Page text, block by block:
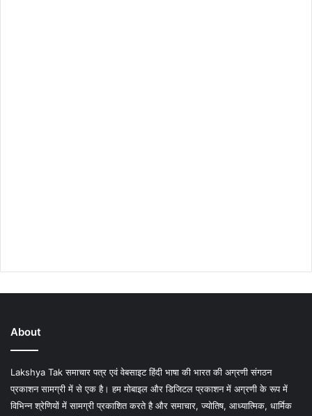
About
Lakshya Tak समाचार पत्र एवं वेबसाइट हिंदी भाषा की भारत की अग्रणी संगठन
प्रकाशन सामग्री में से एक है। हम मोबाइल और डिजिटल प्रकाशन में अग्रणी के रूप में
विभिन्न श्रेणियों में सामग्री प्रकाशित करते है और समाचार, ज्योतिष, आध्यात्मिक, धार्मिक